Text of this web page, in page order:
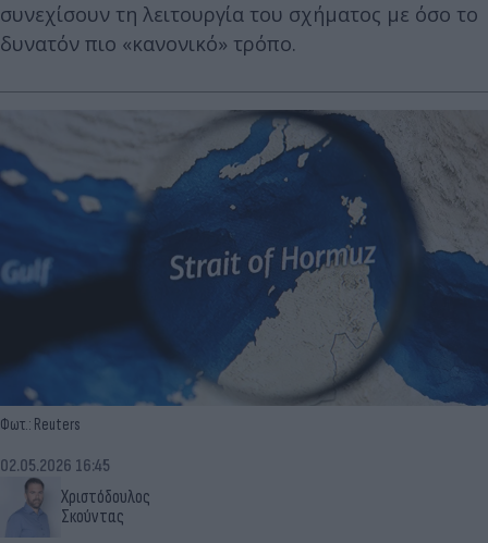
συνεχίσουν τη λειτουργία του σχήματος με όσο το
δυνατόν πιο «κανονικό» τρόπο.
Φωτ.: Reuters
Χριστόδουλος
Σκούντας
02.05.2026 16:45